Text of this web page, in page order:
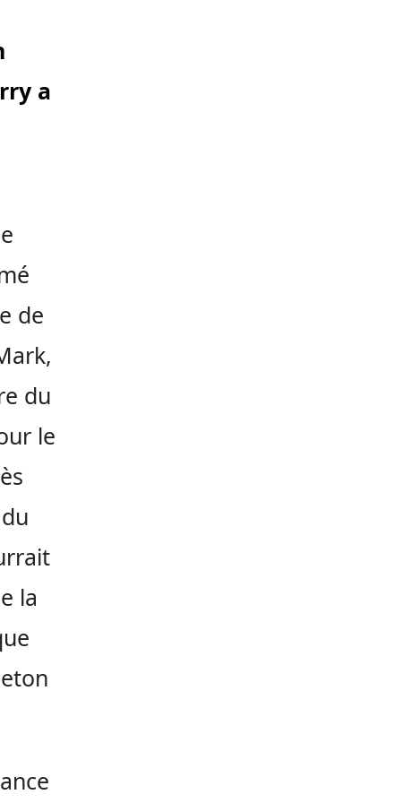
a
de
du
le
la